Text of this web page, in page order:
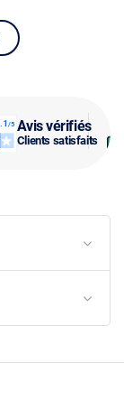
Avis vérifiés
Clients satisfaits